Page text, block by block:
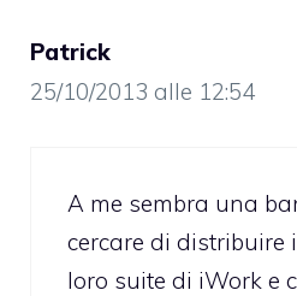
Patrick
25/10/2013 alle 12:54
A me sembra una
cercare di distribuire
loro suite di iWork e